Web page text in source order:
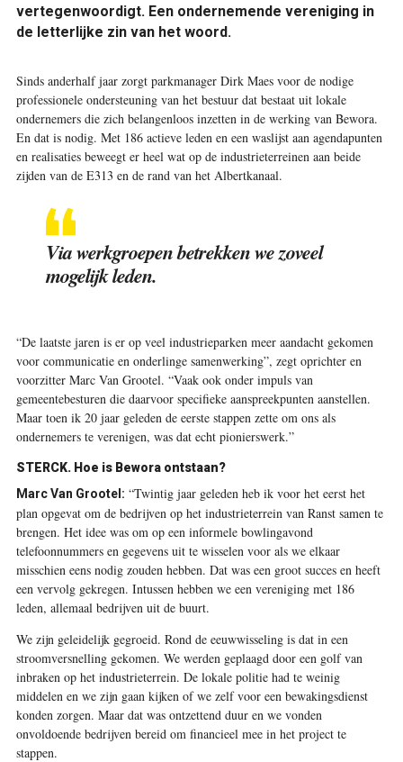
vertegenwoordigt. Een ondernemende vereniging in
de letterlijke zin van het woord.
Sinds anderhalf jaar zorgt parkmanager Dirk Maes voor de nodige
professionele ondersteuning van het bestuur dat bestaat uit lokale
ondernemers die zich belangenloos inzetten in de werking van Bewora.
En dat is nodig. Met 186 actieve leden en een waslijst aan agendapunten
en realisaties beweegt er heel wat op de industrieterreinen aan beide
zijden van de E313 en de rand van het Albertkanaal.
Via werkgroepen betrekken we zoveel
mogelijk leden.
“De laatste jaren is er op veel industrieparken meer aandacht gekomen
voor communicatie en onderlinge samenwerking”, zegt oprichter en
voorzitter Marc Van Grootel. “Vaak ook onder impuls van
gemeentebesturen die daarvoor specifieke aanspreekpunten aanstellen.
Maar toen ik 20 jaar geleden de eerste stappen zette om ons als
ondernemers te verenigen, was dat echt pionierswerk.”
STERCK. Hoe is Bewora ontstaan?
Marc Van Grootel: “Twintig jaar geleden heb ik voor het eerst het
plan opgevat om de bedrijven op het industrieterrein van Ranst samen te
brengen. Het idee was om op een informele bowlingavond
telefoonnummers en gegevens uit te wisselen voor als we elkaar
misschien eens nodig zouden hebben. Dat was een groot succes en heeft
een vervolg gekregen. Intussen hebben we een vereniging met 186
leden, allemaal bedrijven uit de buurt.
We zijn geleidelijk gegroeid. Rond de eeuwwisseling is dat in een
stroomversnelling gekomen. We werden geplaagd door een golf van
inbraken op het industrieterrein. De lokale politie had te weinig
middelen en we zijn gaan kijken of we zelf voor een bewakingsdienst
konden zorgen. Maar dat was ontzettend duur en we vonden
onvoldoende bedrijven bereid om financieel mee in het project te
stappen.